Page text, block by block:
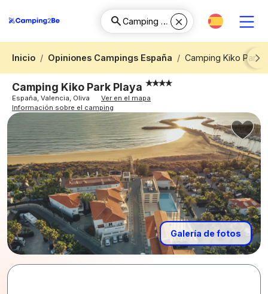
Inicio Opiniones Campings España
Camping Kiko Park
Next
Camping Kiko Park Playa
España, Valencia, Oliva
Ver en el mapa
Información sobre el camping
Galería de fotos